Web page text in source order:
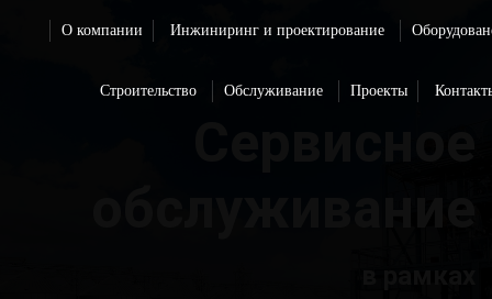
О компании Инжиниринг и проектирование
Строительство Обслуживание Проекты